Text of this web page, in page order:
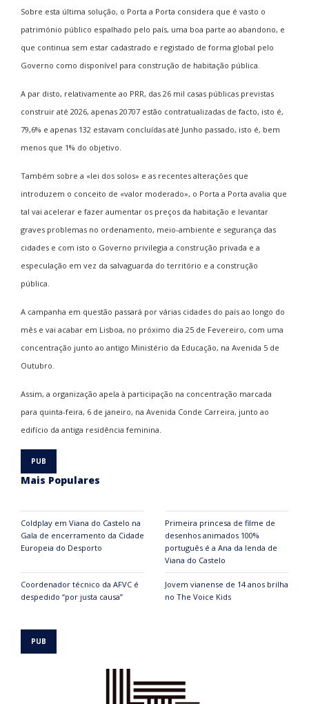
Sobre esta última solução, o Porta a Porta considera que é vasto o
património público espalhado pelo país, uma boa parte ao abandono, e
que continua sem estar cadastrado e registado de forma global pelo
Governo como disponível para construção de habitação pública.
A par disto, relativamente ao PRR, das 26 mil casas públicas previstas
construir até 2026, apenas 20707 estão contratualizadas de facto, isto é,
79,6% e apenas 132 estavam concluídas até Junho passado, isto é, bem
menos que 1% do objetivo.
Também sobre a «lei dos solos» e as recentes alterações que
introduzem o conceito de «valor moderado», o Porta a Porta avalia que
tal vai acelerar e fazer aumentar os preços da habitação e levantar
graves problemas no ordenamento, meio-ambiente e segurança das
cidades e com isto o Governo privilegia a construção privada e a
especulação em vez da salvaguarda do território e a construção
pública.
A campanha em questão passará por várias cidades do país ao longo do
mês e vai acabar em Lisboa, no próximo dia 25 de Fevereiro, com uma
concentração junto ao antigo Ministério da Educação, na Avenida 5 de
Outubro.
Assim, a organização apela à participação na concentração marcada
para quinta-feira, 6 de janeiro, na Avenida Conde Carreira, junto ao
edifício da antiga residência feminina.
Mais Populares
Coldplay em Viana do Castelo na
Gala de encerramento da Cidade
Europeia do Desporto
Primeira princesa de filme de
desenhos animados 100%
português é a Ana da lenda de
Viana do Castelo
Coordenador técnico da AFVC é
despedido “por justa causa”
Jovem vianense de 14 anos brilha
no The Voice Kids